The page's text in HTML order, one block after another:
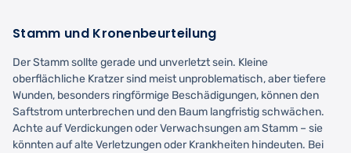
Stamm und Kronenbeurteilung
Der Stamm sollte gerade und unverletzt sein. Kleine
oberflächliche Kratzer sind meist unproblematisch, aber tiefere
Wunden, besonders ringförmige Beschädigungen, können den
Saftstrom unterbrechen und den Baum langfristig schwächen.
Achte auf Verdickungen oder Verwachsungen am Stamm – sie
könnten auf alte Verletzungen oder Krankheiten hindeuten. Bei